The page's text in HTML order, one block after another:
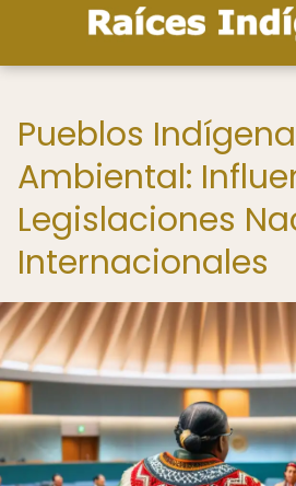
Pueblos
Ambiental:
Legislaciones
Internacionales